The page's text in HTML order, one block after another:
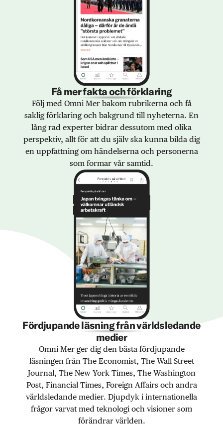
Få mer fakta och förklaring
Följ med Omni Mer bakom rubrikerna och få
saklig förklaring och bakgrund till nyheterna. En
lång rad experter bidrar dessutom med olika
perspektiv, allt för att du själv ska kunna bilda dig
en uppfattning om händelserna och personerna
som formar vår samtid.
Fördjupande läsning från världsledande
medier
Omni Mer ger dig den bästa fördjupande
läsningen från The Economist, The Wall Street
Journal, The New York Times, The Washington
Post, Financial Times, Foreign Affairs och andra
världsledande medier. Djupdyk i internationella
frågor varvat med teknologi och visioner som
förändrar världen.